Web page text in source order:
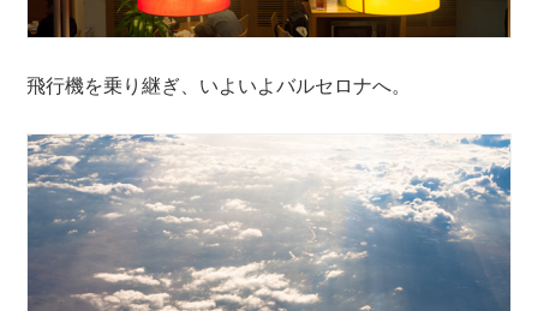
飛行機を乗り継ぎ、いよいよバルセロナへ。